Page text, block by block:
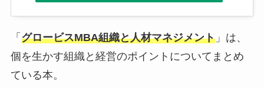
「 グロービスMBA組織と人材マネジメント」は、
個を生かす組織と経営のポイントについてまとめ
ている本。